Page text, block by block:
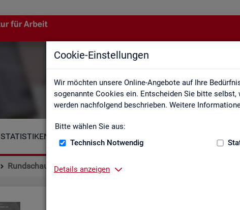
Cookie-Einstellungen
Wir möchten unsere Online-Angebote auf Ihre
sogenannte Cookies ein. Entscheiden Sie bitte
werden nachfolgend beschrieben. Weitere
Bitte wählen Sie aus:
Technisch Notwendig
Details anzeigen
Rundschau
STATISTIKEN
Rundschau Arbeitsmarkt